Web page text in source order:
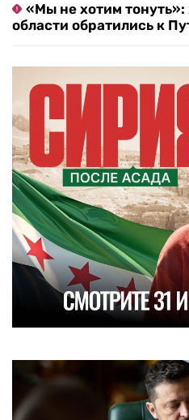
«Мы не хотим
области обратились к